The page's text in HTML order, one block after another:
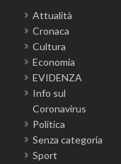
Attualità
Cronaca
Cultura
Economia
EVIDENZA
Info sul
Coronavirus
Politica
Senza categoria
Sport